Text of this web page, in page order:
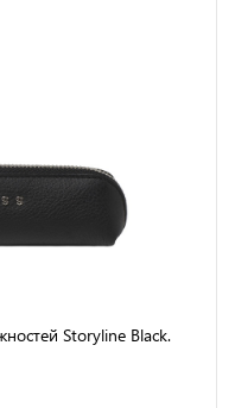
Storyline Black.